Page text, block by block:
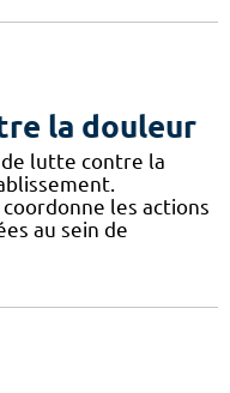
la douleur
de lutte contre la
les actions
au sein de